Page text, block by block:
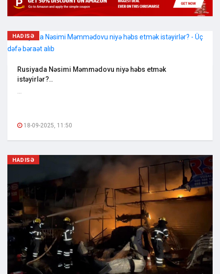
HADISƏ
Rusiyada Nəsimi Məmmədovu niyə həbs etmək
istəyirlər?..
18-09-2025, 11:50
HADISƏ